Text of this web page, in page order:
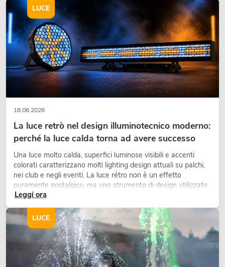
18.06.2026
La luce retrò nel design illuminotecnico moderno:
perché la luce calda torna ad avere successo
Una luce molto calda, superfici luminose visibili e accenti
colorati caratterizzano molti lighting design attuali su palchi,
nei club e negli eventi. La luce rétro non è un effetto
puramente nostalgico, ma uno strumento di design utilizzato
in modo consapevole: crea atmosfera, dona carattere alle
Leggi ora
LUCE
LUCE